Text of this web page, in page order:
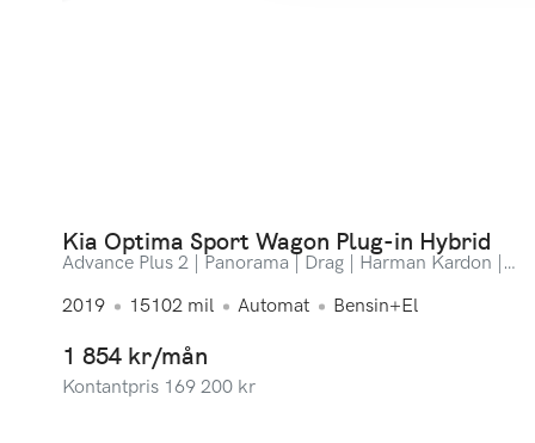
Kia Optima Sport Wagon Plug-in Hybrid
Advance Plus 2 | Panorama | Drag | Harman Kardon |
2019
15102 mil Automat Bensin+El
1 854 kr/mån
Kontantpris 169 200 kr